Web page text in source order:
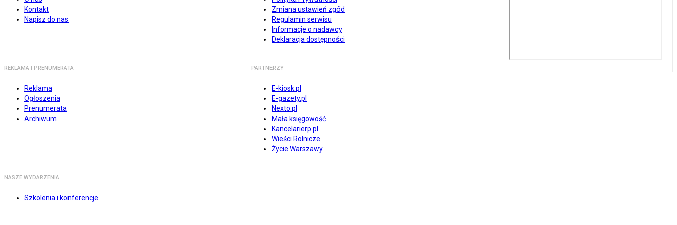
Kontakt
Napisz do nas
Zmiana ustawień zgód
Regulamin serwisu
Informacje o nadawcy
Deklaracja dostępności
REKLAMA I PRENUMERATA
Reklama
Ogłoszenia
Prenumerata
Archiwum
PARTNERZY
E-kiosk.pl
E-gazety.pl
Nexto.pl
Mała księgowość
Kancelarierp.pl
Wieści Rolnicze
Życie Warszawy
NASZE WYDARZENIA
Szkolenia i konferencje